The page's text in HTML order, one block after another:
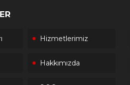
Hizmetlerimiz
Hakkımızda